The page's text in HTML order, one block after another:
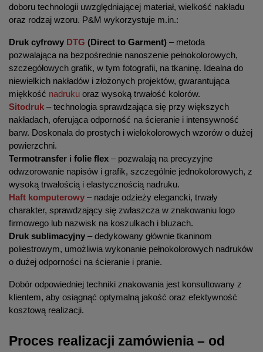
doboru technologii uwzględniającej materiał, wielkość nakładu
oraz rodzaj wzoru. P&M wykorzystuje m.in.:
Druk cyfrowy DTG (Direct to Garment) – metoda
pozwalająca na bezpośrednie nanoszenie pełnokolorowych,
szczegółowych grafik, w tym fotografii, na tkaninę. Idealna do
niewielkich nakładów i złożonych projektów, gwarantująca
miękkość nadruku oraz wysoką trwałość kolorów.
Sitodruk – technologia sprawdzająca się przy większych
nakładach, oferująca odporność na ścieranie i intensywność
barw. Doskonała do prostych i wielokolorowych wzorów o dużej
powierzchni.
Termotransfer i folie flex – pozwalają na precyzyjne
odwzorowanie napisów i grafik, szczególnie jednokolorowych, z
wysoką trwałością i elastycznością nadruku.
Haft komputerowy – nadaje odzieży elegancki, trwały
charakter, sprawdzający się zwłaszcza w znakowaniu logo
firmowego lub nazwisk na koszulkach i bluzach.
Druk sublimacyjny – dedykowany głównie tkaninom
poliestrowym, umożliwia wykonanie pełnokolorowych nadruków
o dużej odporności na ścieranie i pranie.
Dobór odpowiedniej techniki znakowania jest konsultowany z
klientem, aby osiągnąć optymalną jakość oraz efektywność
kosztową realizacji.
Proces realizacji zamówienia – od